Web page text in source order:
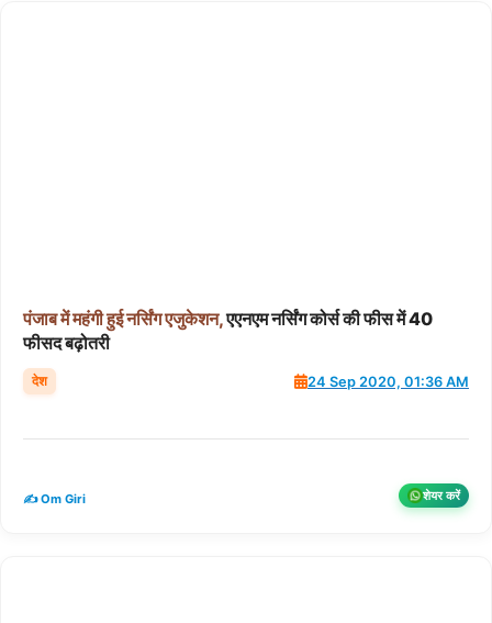
पंजाबमेंमहंगीहुईनर्सिंगएजुकेशन,एएनएम नर्सिंग कोर्स की फीस में 40
फीसद बढ़ोतरी
देश 24 Sep 2020, 01:36 AM
✍️ Om Giri शेयर करें